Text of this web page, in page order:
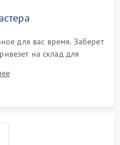
для вас время. Заберет
на склад для